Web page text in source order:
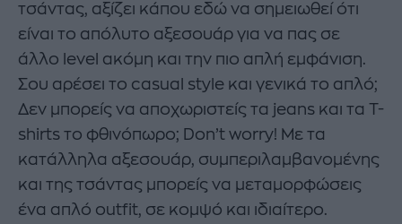
τσάντας, αξίζει κάπου εδώ να σημειωθεί ότι
είναι το απόλυτο αξεσουάρ για να πας σε
άλλο level ακόμη και την πιο απλή εμφάνιση.
Σου αρέσει το casual style και γενικά το απλό;
Δεν μπορείς να αποχωριστείς τα jeans και τα T-
shirts το φθινόπωρο; Don’t worry! Με τα
κατάλληλα αξεσουάρ, συμπεριλαμβανομένης
και της τσάντας μπορείς να μεταμορφώσεις
ένα απλό outfit, σε κομψό και ιδιαίτερο.